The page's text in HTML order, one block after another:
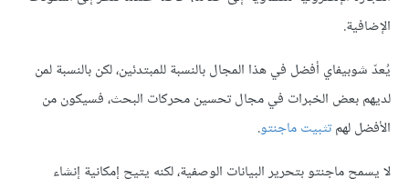
الإضافية.
يُعدّ شوبيفاي أفضل في هذا المجال بالنسبة للمبتدئين، لكن بالنسبة لمن
لديهم بعض الخبرات في مجال تحسين محركات البحث، فسيكون من
الأفضل لهمتثبيت ماجنتو.
لا يسمح ماجنتو بتحرير البيانات الوصفية، لكنه يتيح إمكانية إنشاء